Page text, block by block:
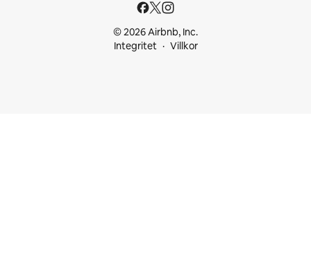
© 2026 Airbnb, Inc.
Integritet
Villkor